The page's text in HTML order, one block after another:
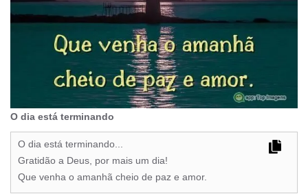
O dia está terminando
O dia está terminando...
Gratidão a Deus, por mais um dia!
Que venha o amanhã cheio de paz e amor.